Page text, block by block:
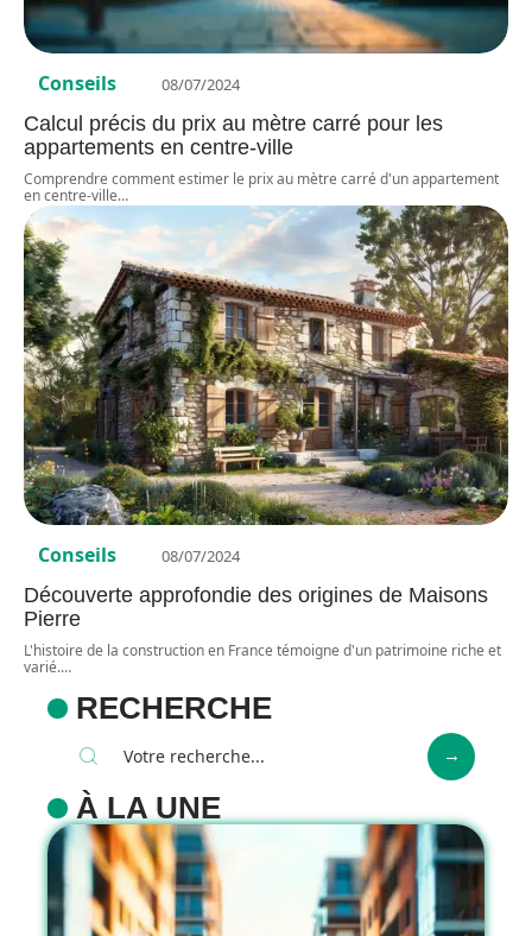
Conseils 08/07/2024
Calcul précis du prix au mètre carré pour les
appartements en centre-ville
Comprendre comment estimer le prix au mètre carré d'un appartement
en centre-ville…
Conseils 08/07/2024
Découverte approfondie des origines de Maisons
Pierre
L'histoire de la construction en France témoigne d'un patrimoine riche et
varié.…
RECHERCHE
À LA UNE